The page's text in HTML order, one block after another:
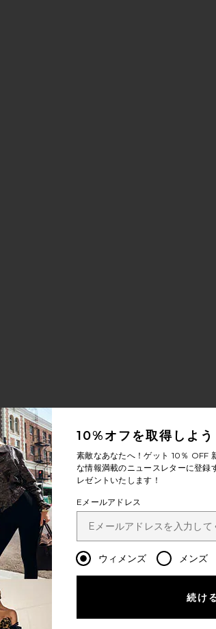
トップ
トップ
気に入りMagen Shirt
10%オフを取得しよう
素敵なあなたへ！ゲット 10％ OFF
な情報満載のニュースレターに登録
レゼントいたします！
Eメールアドレス
ウィメンズ メンズ
続け